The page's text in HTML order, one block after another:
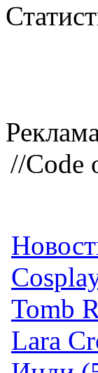
//Code
Tomb
Lara